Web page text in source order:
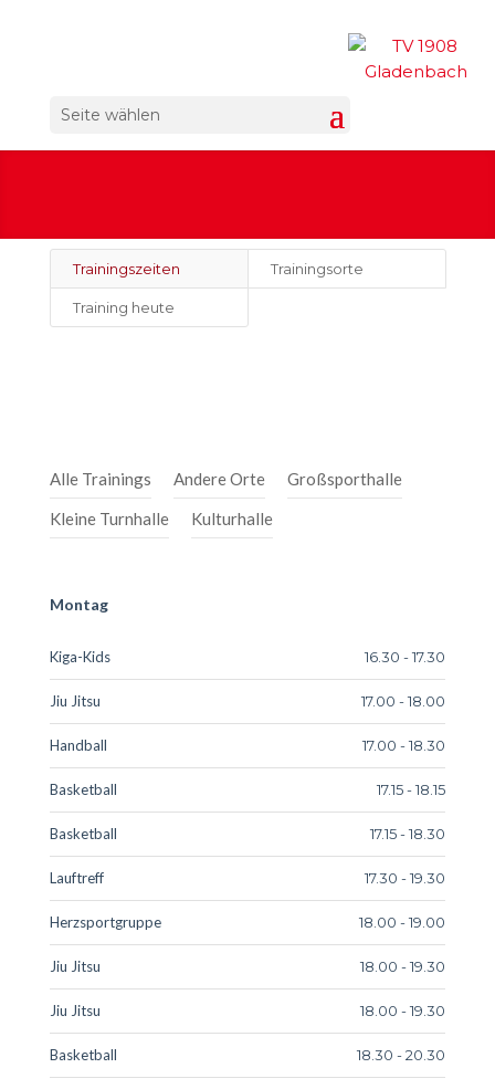
Seite wählen
Trainingszeiten Trainingsorte
Training heute
Alle Trainings Andere Orte
Großsporthalle
Kleine Turnhalle
Kulturhalle
Montag
Kiga-Kids 16.30 - 17.30
Jiu Jitsu 17.00 - 18.00
Handball 17.00 - 18.30
Basketball 17.15 - 18.15
Basketball 17.15 - 18.30
Lauftreff 17.30 - 19.30
Herzsportgruppe 18.00 - 19.00
Jiu Jitsu 18.00 - 19.30
Jiu Jitsu 18.00 - 19.30
Basketball 18.30 - 20.30